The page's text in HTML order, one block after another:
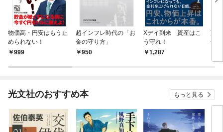
物価高・円安はもう止
められない！
999
超インフレ時代の「お
金の守り方」
950
Xデイ到来 資産はこ
う守れ！
1,287
藤
全
光文社のおすすめ本 もっと見る